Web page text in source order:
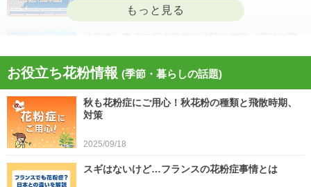
2026/04/21
今日21日は黄砂が広く飛来 花粉とのダブル影響
に注意 症状悪化や洗濯物など対策を
2026/04/21
スギ、ヒノキ花粉シーズン終了へ 東京の飛散量
お役立ち花粉情報 (季節・暮らしの話題)
秋も花粉症にご用心！秋花粉の種類と飛散時期、
対策
2025/09/18
スギはないけど…フランスの花粉症事情とは